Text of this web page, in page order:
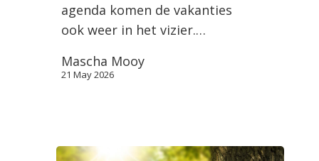
agenda komen de vakanties
ook weer in het vizier.…
Mascha Mooy
21 May 2026